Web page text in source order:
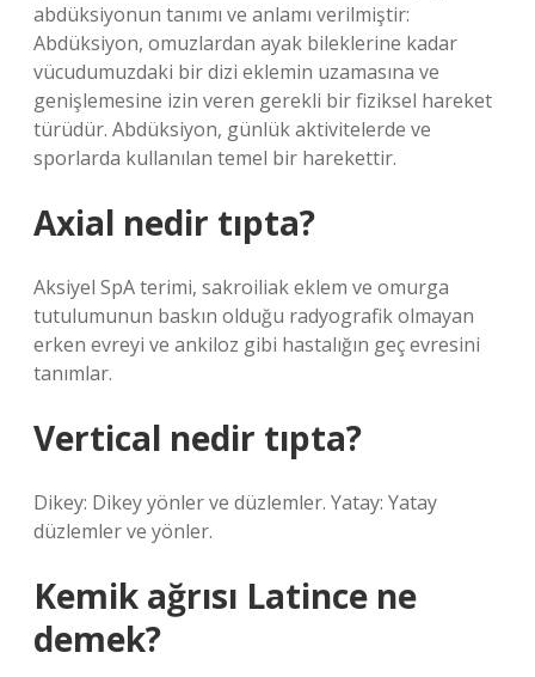
abdüksiyonun tanımı ve anlamı verilmiştir:
Abdüksiyon, omuzlardan ayak bileklerine kadar
vücudumuzdaki bir dizi eklemin uzamasına ve
genişlemesine izin veren gerekli bir fiziksel hareket
türüdür. Abdüksiyon, günlük aktivitelerde ve
sporlarda kullanılan temel bir harekettir.
Axial nedir tıpta?
Aksiyel SpA terimi, sakroiliak eklem ve omurga
tutulumunun baskın olduğu radyografik olmayan
erken evreyi ve ankiloz gibi hastalığın geç evresini
tanımlar.
Vertical nedir tıpta?
Dikey: Dikey yönler ve düzlemler. Yatay: Yatay
düzlemler ve yönler.
Kemik ağrısı Latince ne
demek?